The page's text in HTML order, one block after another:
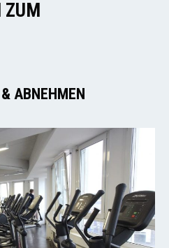
ZUM
ABNEHMEN